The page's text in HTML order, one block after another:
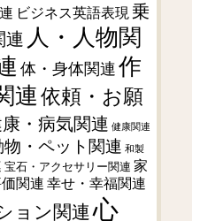
ビジネス英語表現 乗
連 人・人物関
体・身体関連 作
連依頼・お願
・病気関連 健康関連
物・ペット関連 和製
宝石・アクセサリー関連 家
関連 幸せ・幸福関連
ョン関連 心